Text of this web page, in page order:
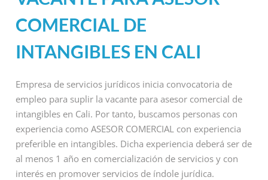
COMERCIAL DE
INTANGIBLES EN CALI
Empresa de servicios jurídicos inicia convocatoria de
empleo para suplir la vacante para asesor comercial de
intangibles en Cali. Por tanto, buscamos personas con
experiencia como ASESOR COMERCIAL con experiencia
preferible en intangibles. Dicha experiencia deberá ser de
al menos 1 año en comercialización de servicios y con
interés en promover servicios de índole jurídica.